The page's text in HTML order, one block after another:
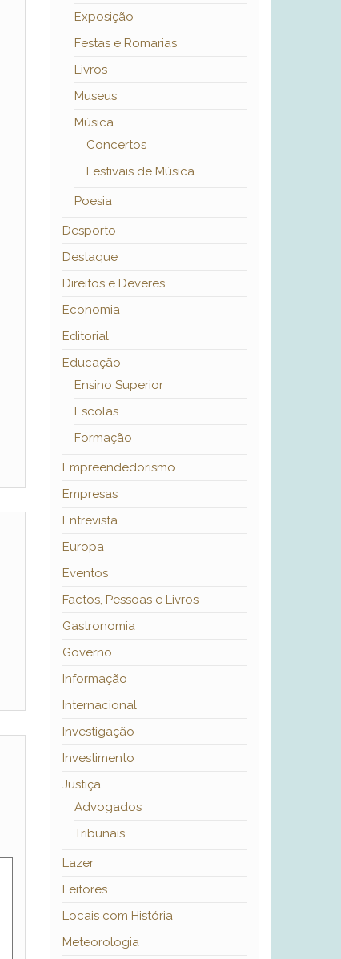
Exposição
Festas e Romarias
Livros
Museus
Música
Concertos
Festivais de Música
Poesia
Desporto
Destaque
Direitos e Deveres
Economia
Editorial
Educação
Ensino Superior
Escolas
Formação
Empreendedorismo
Empresas
Entrevista
Europa
Eventos
Factos, Pessoas e Livros
Gastronomia
Governo
Informação
Internacional
Investigação
Investimento
Justiça
Advogados
Tribunais
Lazer
Leitores
Locais com História
Meteorologia